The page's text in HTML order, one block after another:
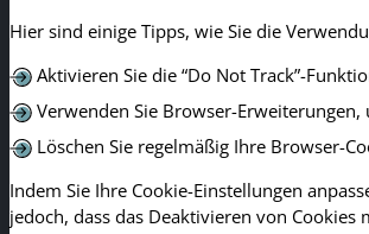
Hier sind einige Tipps, wie Sie die
Aktivieren Sie die “Do Not Track”-
Verwenden Sie Browser-
Löschen Sie regelmäßig Ihre Browser-
Indem Sie Ihre Cookie-Einstellungen
jedoch, dass das Deaktivieren von